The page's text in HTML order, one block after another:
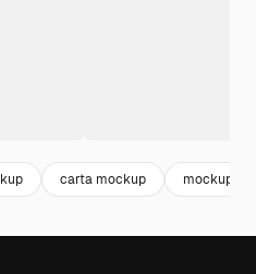
carta mockup mockup